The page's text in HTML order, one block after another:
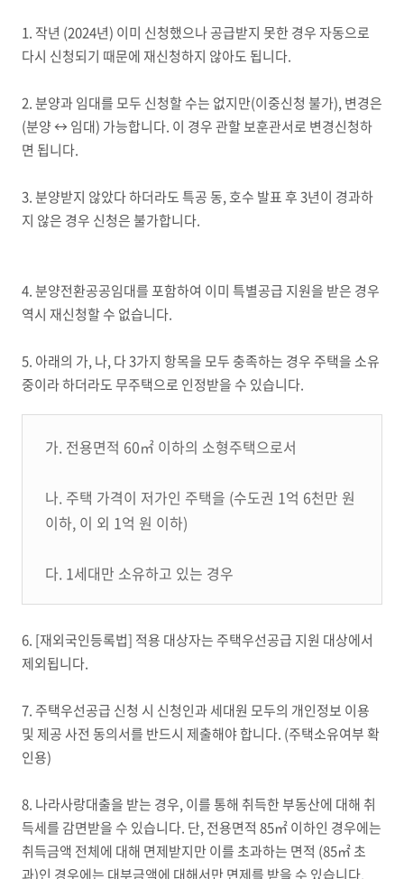
1. 작년 (2024년) 이미 신청했으나 공급받지 못한 경우 자동으로
다시 신청되기 때문에 재신청하지 않아도 됩니다.
2.분양과 임대를 모두 신청할 수는 없지만(이중신청 불가), 변경은
(분양↔임대) 가능합니다. 이 경우 관할 보훈관서로 변경신청하
면 됩니다.
3.분양받지 않았다 하더라도 특공 동,호수 발표 후3년이 경과하
지 않은 경우 신청은 불가합니다.
4.분양전환공공임대를 포함하여 이미 특별공급 지원을 받은 경우
역시 재신청할 수 없습니다.
5. 아래의 가, 나, 다3가지 항목을 모두 충족하는 경우 주택을 소유
중이라 하더라도 무주택으로 인정받을 수 있습니다.
가. 전용면적 60㎡ 이하의 소형주택으로서
나. 주택 가격이 저가인 주택을 (수도권 1억 6천만 원
이하, 이 외 1억 원 이하)
다. 1세대만 소유하고 있는 경우
6. [재외국인등록법] 적용 대상자는 주택우선공급 지원 대상에서
제외됩니다.
7. 주택우선공급 신청 시 신청인과 세대원 모두의 개인정보 이용
및 제공 사전 동의서를 반드시 제출해야 합니다. (주택소유여부 확
인용)
8. 나라사랑대출을 받는 경우, 이를 통해 취득한 부동산에 대해 취
득세를 감면받을 수 있습니다. 단, 전용면적 85㎡이하인 경우에는
취득금액 전체에 대해 면제받지만 이를 초과하는 면적 (85㎡초
과)인 경우에는 대부금액에 대해서만 면제를 받을 수 있습니다.